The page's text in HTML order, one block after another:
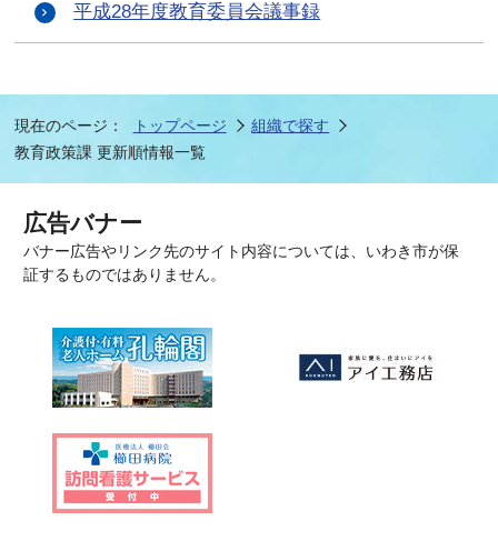
平成28年度教育委員会議事録
現在のページ： トップページ
組織で探す
教育政策課 更新順情報一覧
広告バナー
バナー広告やリンク先のサイト内容については、いわき市が保
証するものではありません。